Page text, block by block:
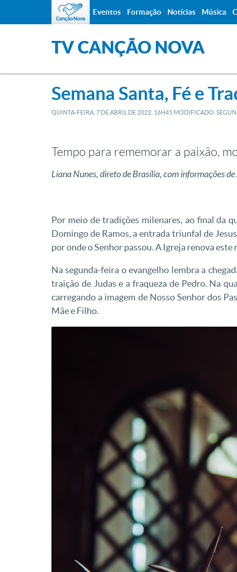
TV CANÇÃO NOVA
Semana Santa, Fé e
QUINTA-FEIRA, 7 DEABRIL DE 2022, 16H45 MODIFICADO:
Tempo para rememorar a paixão,
Liana Nunes, direto de Brasília, com informações de
Por meio de tradições milenares, ao final da
Domingo de Ramos, a entrada triunfal de
por onde o Senhor passou. A Igreja renova
Na segunda-feira o evangelho lembra a
traição de Judas e a fraqueza de Pedro. Na
carregando a imagem de Nosso Senhor dos
Mãe e Filho.
Eventos Formação Notícias Música